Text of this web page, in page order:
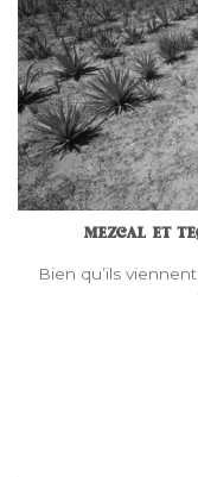
MEZCAL ET
Bien qu’ils